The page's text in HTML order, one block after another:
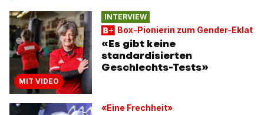
MIT VIDEO
INTERVIEW
Box-Pionierin zum Gender-Eklat
«Es gibt keine
standardisierten
Geschlechts-Tests»
«Eine Frechheit»